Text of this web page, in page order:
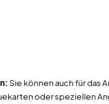
Sie können auch für das
oder speziellen